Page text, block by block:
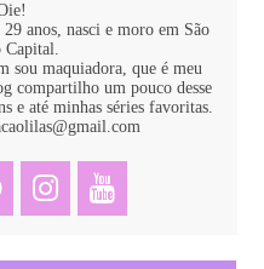
anos, nasci e moro em São
Capital.
sou maquiadora, que é meu
compartilho um pouco desse
e até minhas séries favoritas.